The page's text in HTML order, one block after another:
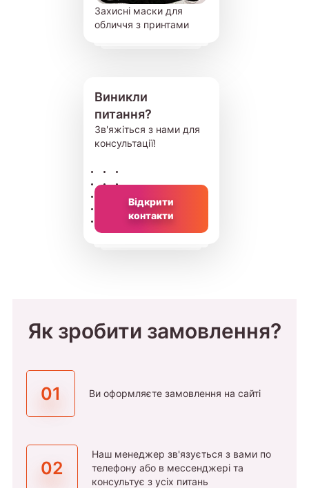
Захисні маски для
обличчя з принтами
Виникли
питання?
Зв'яжіться з нами для
консультації!
Відкрити
контакти
Як зробити замовлення?
01 Ви оформляєте замовлення на сайті
02
Наш менеджер зв'язується з вами по
телефону або в мессенджері та
консультує з усіх питань